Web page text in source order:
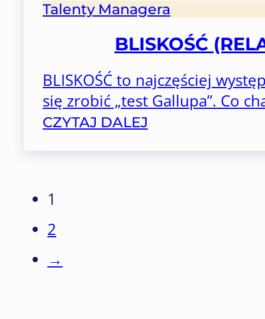
Talenty Managera
BLISKOŚĆ
BLISKOŚĆ to najczęściej
się zrobić „test Gallupa”. Co
CZYTAJ DALEJ
1
2
→